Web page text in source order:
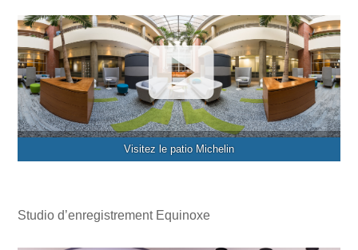
Visitez le patio Michelin
Studio d’enregistrement Equinoxe